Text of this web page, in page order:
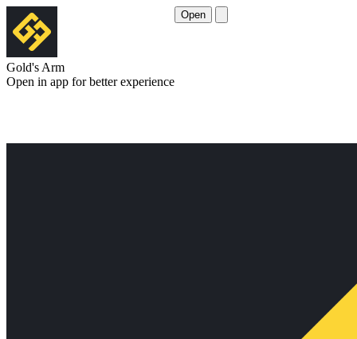
Gold's Arm
Open in app for better experience
Open